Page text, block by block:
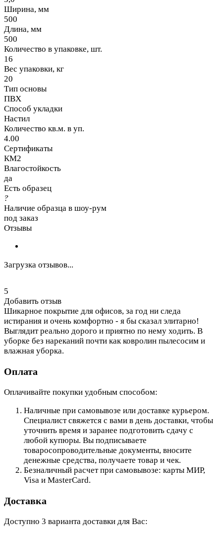
Ширина, мм
500
Длина, мм
500
Количество в упаковке, шт.
16
Вес упаковки, кг
20
Тип основы
ПВХ
Способ укладки
Настил
Количество кв.м. в уп.
4.00
Сертификаты
КМ2
Влагостойкость
да
Есть образец
?
Наличие образца в шоу-рум
под заказ
Отзывы
Загрузка отзывов...
5
Добавить отзыв
Шикарное покрытие для офисов, за год ни следа
истирания и очень комфортно - я бы сказал элитарно!
Выглядит реально дорого и приятно по нему ходить. В
уборке без нареканий почти как ковролин пылесосим и
влажная уборка.
Оплата
Оплачивайте покупки удобным способом:
Наличные при самовывозе или доставке курьером.
Специалист свяжется с вами в день доставки, чтобы
уточнить время и заранее подготовить сдачу с
любой купюры. Вы подписываете
товаросопроводительные документы, вносите
денежные средства, получаете товар и чек.
Безналичный расчет при самовывозе: карты МИР,
Visa и MasterCard.
Доставка
Доступно 3 варианта доставки для Вас: